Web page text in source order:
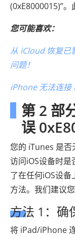
(0xE8000015)”。
您可能喜欢：
从 iCloud 恢复已
问题！
iPhone 无法连接
第 2 部
误
您的 iTunes 是否
访问iOS设备时是
了在任何iOS设
方法。我们建议
方法 1：确
将 iPad/iPhone